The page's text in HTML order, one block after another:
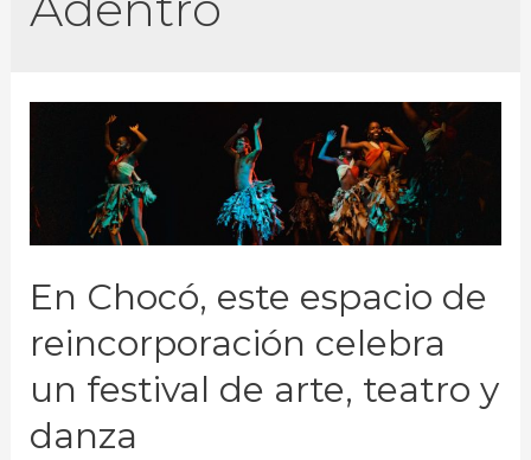
En Chocó, este espacio de
reincorporación celebra
un festival de arte, teatro y
danza